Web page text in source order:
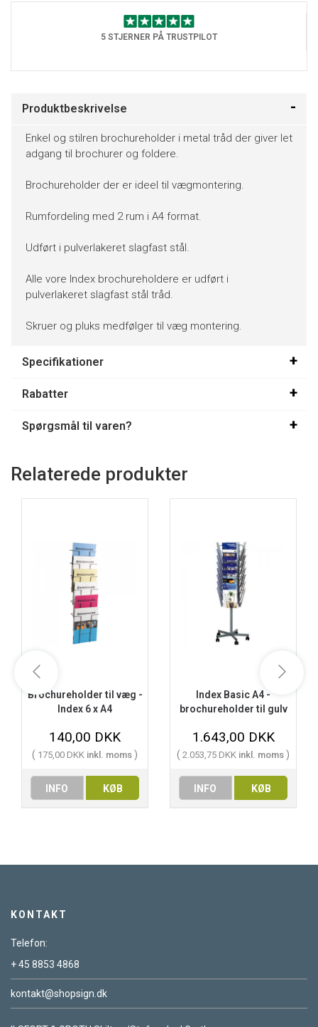
5 STJERNER PÅ TRUSTPILOT
Produktbeskrivelse
Enkel og stilren brochureholder i metal tråd der giver let
adgang til brochurer og foldere.
Brochureholder der er ideel til vægmontering.
Rumfordeling med 2 rum i A4 format.
Udført i pulverlakeret slagfast stål.
Alle vore Index brochureholdere er udført i
pulverlakeret slagfast stål tråd.
Skruer og pluks medfølger til væg montering.
Specifikationer
Rabatter
Spørgsmål til varen?
Relaterede produkter
Brochureholder til væg -
Index 6 x A4
140,00 DKK
( 175,00 DKK inkl. moms )
INFO KØB
Index Basic A4 -
brochureholder til gulv
1.643,00 DKK
( 2.053,75 DKK inkl. moms )
INFO KØB
KONTAKT
Telefon:
+ 45 8853 4868
kontakt@shopsign.dk